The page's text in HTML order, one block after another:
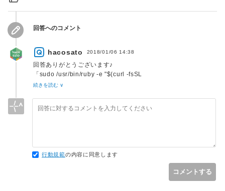
回答へのコメント
hacosato 2018/01/06 14:38
回答ありがとうございます♪
「sudo /usr/bin/ruby -e "$(curl -fsSL
https://raw.githubusercontent.com/Homebrew/install/maste
「Don't run this as root!」
続きを読む ∨
行動規範の内容に同意します
コメントする